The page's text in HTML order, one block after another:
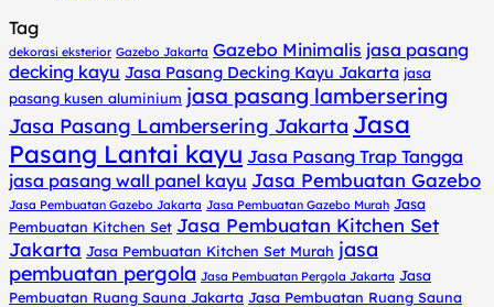
Tag
dekorasi eksterior Gazebo Jakarta Gazebo Minimalis jasa pasang
decking kayu Jasa Pasang Decking Kayu Jakarta jasa
pasang kusen aluminium jasa pasang lambersering
Jasa Pasang Lambersering Jakarta Jasa
Pasang Lantai kayu Jasa Pasang Trap Tangga
jasa pasang wall panel kayu Jasa Pembuatan Gazebo
Jasa Pembuatan Gazebo Jakarta Jasa Pembuatan Gazebo Murah Jasa
Pembuatan Kitchen Set Jasa Pembuatan Kitchen Set
Jakarta Jasa Pembuatan Kitchen Set Murah jasa
pembuatan pergola Jasa Pembuatan Pergola Jakarta Jasa
Pembuatan Ruang Sauna Jakarta Jasa Pembuatan Ruang Sauna